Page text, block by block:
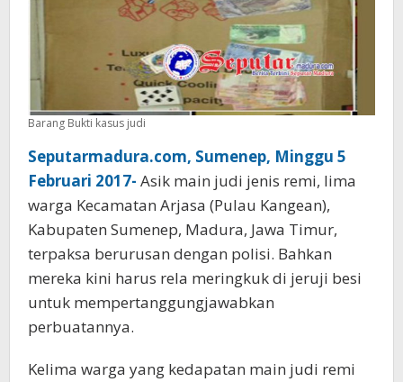
Barang Bukti kasus judi
Seputarmadura.com, Sumenep, Minggu 5
Februari 2017- Asik main judi jenis remi, lima
warga Kecamatan Arjasa (Pulau Kangean),
Kabupaten Sumenep, Madura, Jawa Timur,
terpaksa berurusan dengan polisi. Bahkan
mereka kini harus rela meringkuk di jeruji besi
untuk mempertanggungjawabkan
perbuatannya.
Kelima warga yang kedapatan main judi remi